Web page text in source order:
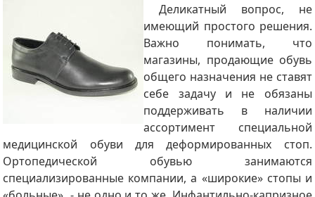
Деликатный вопрос, не
имеющий простого решения.
Важно понимать, что
магазины, продающие обувь
общего назначения не ставят
себе задачу и не обязаны
поддерживать в наличии
ассортимент специальной
медицинской обуви для деформированных стоп.
Ортопедической обувью занимаются
специализированные компании, а «широкие» стопы и